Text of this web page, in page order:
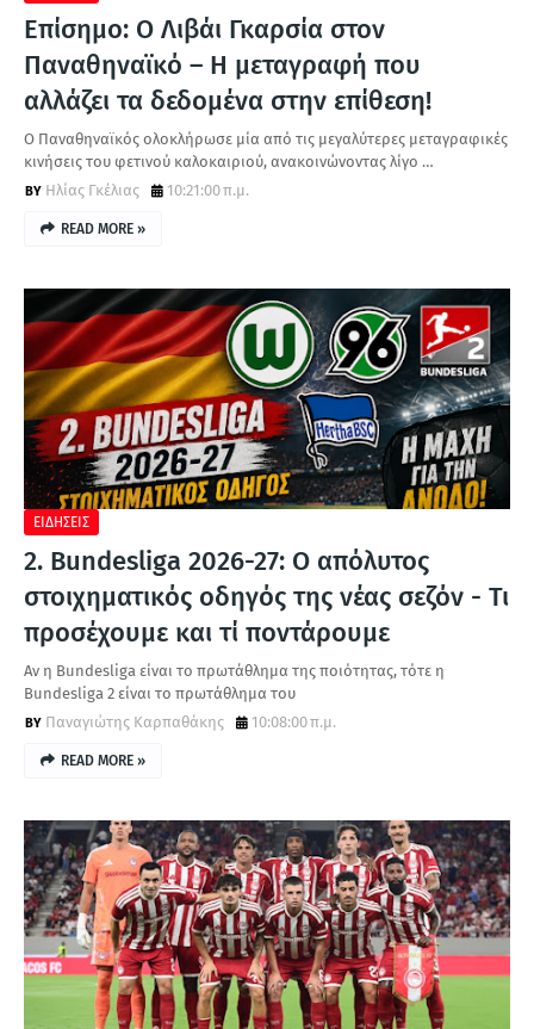
Επίσημο: Ο Λιβάι Γκαρσία στον
Παναθηναϊκό – Η μεταγραφή που
αλλάζει τα δεδομένα στην επίθεση!
Ο Παναθηναϊκός ολοκλήρωσε μία από τις μεγαλύτερες μεταγραφικές
κινήσεις του φετινού καλοκαιριού, ανακοινώνοντας λίγο …
Ηλίας Γκέλιας
10:21:00 π.μ.
READ MORE »
ΕΙΔΗΣΕΙΣ
2. Bundesliga 2026-27: Ο απόλυτος
στοιχηματικός οδηγός της νέας σεζόν - Τι
προσέχουμε και τί ποντάρουμε
Αν η Bundesliga είναι το πρωτάθλημα της ποιότητας, τότε η
Bundesliga 2 είναι το πρωτάθλημα του
Παναγιώτης Καρπαθάκης
10:08:00 π.μ.
READ MORE »